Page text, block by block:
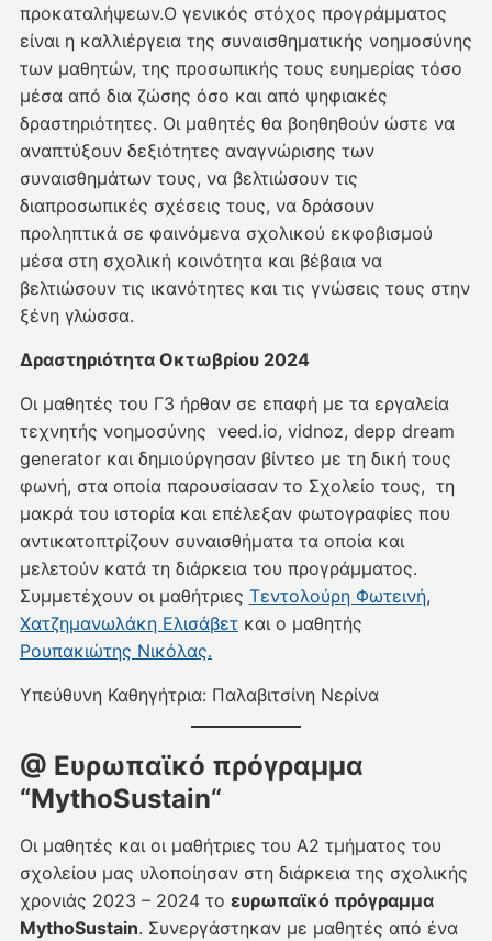
προκαταλήψεων.Ο γενικός στόχος προγράμματος
είναι η καλλιέργεια της συναισθηματικής νοημοσύνης
των μαθητών, της προσωπικής τους ευημερίας τόσο
μέσα από δια ζώσης όσο και από ψηφιακές
δραστηριότητες. Οι μαθητές θα βοηθηθούν ώστε να
αναπτύξουν δεξιότητες αναγνώρισης των
συναισθημάτων τους, να βελτιώσουν τις
διαπροσωπικές σχέσεις τους, να δράσουν
προληπτικά σε φαινόμενα σχολικού εκφοβισμού
μέσα στη σχολική κοινότητα και βέβαια να
βελτιώσουν τις ικανότητες και τις γνώσεις τους στην
ξένη γλώσσα.
Δραστηριότητα Οκτωβρίου 2024
Οι μαθητές του Γ3 ήρθαν σε επαφή με τα εργαλεία
τεχνητής νοημοσύνης veed.io, vidnoz, depp dream
generator και δημιούργησαν βίντεο με τη δική τους
φωνή, στα οποία παρουσίασαν το Σχολείο τους, τη
μακρά του ιστορία και επέλεξαν φωτογραφίες που
αντικατοπτρίζουν συναισθήματα τα οποία και
μελετούν κατά τη διάρκεια του προγράμματος.
Συμμετέχουν οι μαθήτριες Τεντολούρη Φωτεινή,
Χατζημανωλάκη Ελισάβετκαι ο μαθητής
Ρουπακιώτης Νικόλας.
Υπεύθυνη Καθηγήτρια: Παλαβιτσίνη Νερίνα
@ Ευρωπαϊκό πρόγραμμα
“MythoSustain“
Οι μαθητές και οι μαθήτριες του Α2 τμήματος του
σχολείου μας υλοποίησαν στη διάρκεια της σχολικής
χρονιάς 2023 – 2024 το ευρωπαϊκό πρόγραμμα
MythoSustain. Συνεργάστηκαν με μαθητές από ένα